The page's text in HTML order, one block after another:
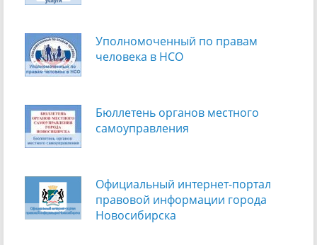
Уполномоченный по правам
человека в НСО
Бюллетень органов местного
самоуправления
Официальный интернет-портал
правовой информации города
Новосибирска